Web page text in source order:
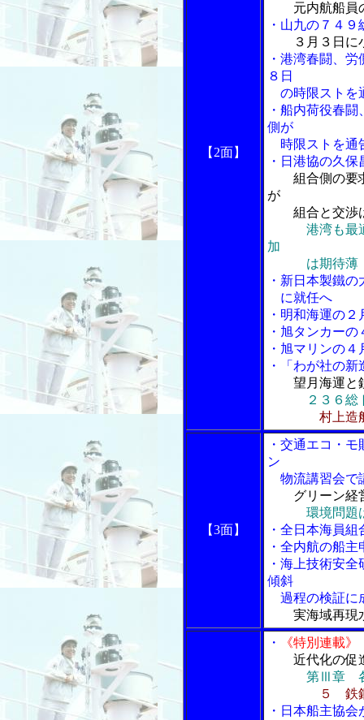
【2面】
元内航船員
・山九の７４
３月３日に
・港湾春闘、
８日
の時限ストを
・船内荷役春
側が
時限ストを通
・日港協の久
組合側の要
が
組合と交渉
港湾も最
加
は期待薄
・新日本製鐵
に就任へ
・明和海運の
・旭タンカー
・旭マリンの
・「わが社の新
望月海運と
２３６
村上造
【3面】
・交通エコ・
ン
物流講習会で
グリーン経
環境問題
・全日本海員
・全内航の船
・海上技術安
傾斜
過程の検証に
実海域再現
・ 《特別連載》
近代化の促
第Ⅲ章
５ 鉄
・日本船主協